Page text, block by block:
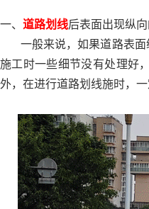
一、 道路划线后表面出现纵向
一般来说，如果道路表面
施工时一些细节没有处理好
外，在进行道路划线施时，一